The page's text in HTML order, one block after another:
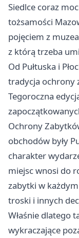
Siedlce coraz
tożsamości
pojęciem z
z którą trzeba
Od Pułtuska i
tradycja ochrony
Tegoroczna
Ochrony
obchodów były
charakter
miejsc wnosi do
zabytki w
troski i innych
Właśnie dlatego
wykraczające